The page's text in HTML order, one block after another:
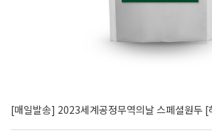
[매일발송] 2023세계공정무역의날 스페셜원두 [